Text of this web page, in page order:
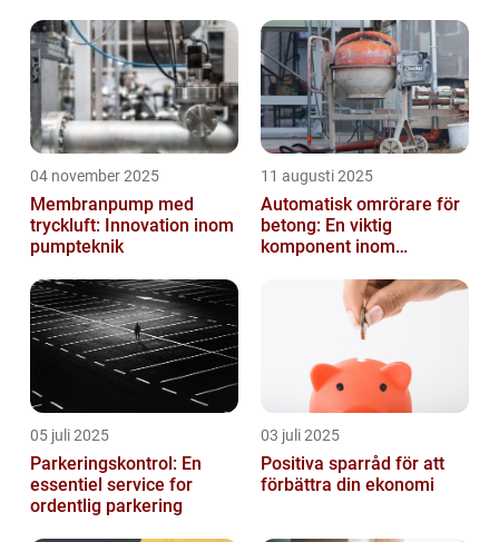
04 november 2025
Membranpump med
tryckluft: Innovation inom
pumpteknik
11 augusti 2025
Automatisk omrörare för
betong: En viktig
komponent inom
05 juli 2025
Parkeringskontrol: En
essentiel service for
ordentlig parkering
03 juli 2025
Positiva sparråd för att
förbättra din ekonomi